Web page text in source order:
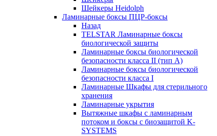
Шейкеры Heidolph
Ламинарные боксы ПЦР-боксы
Назад
TELSTAR Ламинарные боксы
биологической защиты
Ламинарные боксы биологической
безопасности класса II (тип А)
Ламинарные боксы биологической
безопасности класса I
Ламинарные Шкафы для стерильного
хранения
Ламинарные укрытия
Вытяжные шкафы с ламинарным
потоком и боксы с биозащитой K-
SYSTEMS